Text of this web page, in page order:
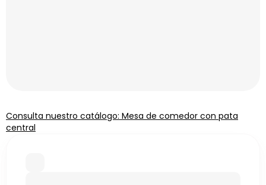
Consulta nuestro catálogo: Mesa de comedor con pata
central